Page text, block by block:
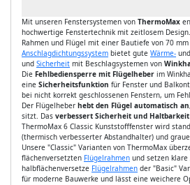
Mit unseren Fenstersystemen von ThermoMax
hochwertige Fenstertechnik mit zeitlosem
Rahmen und Flügel mit einer Bautiefe von 70
Anschlagdichtungssystem bietet gute Wärme- und
und Sicherheit mit Beschlagsystemen von
Die Fehlbediensperre mit Flügelheber im
eine Sicherheitsfunktion für Fenster und
bei nicht korrekt geschlossenen Fenstern, um
Der Flügelheber hebt den Flügel automatisch an
sitzt. Das verbessert Sicherheit und Haltbarkeit
ThermoMax 6 Classic Kunststofffenster wird
(thermisch verbesserter Abstandhalter) und
Unsere "Classic" Varianten von ThermoMax
flächenversetzten Flügelrahmen und setzen klare
halbflächenversetze Flügelrahmen der "Basic"
für moderne Bauwerke und lässt eine weichere